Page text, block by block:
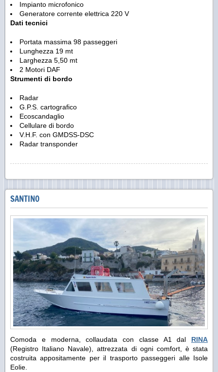
Impianto microfonico
Generatore corrente elettrica 220 V
Dati tecnici
Portata massima 98 passeggeri
Lunghezza 19 mt
Larghezza 5,50 mt
2 Motori DAF
Strumenti di bordo
Radar
G.P.S. cartografico
Ecoscandaglio
Cellulare di bordo
V.H.F. con GMDSS-DSC
Radar transponder
SANTINO
Comoda e moderna, collaudata con classe A1 dal RINA
(Registro Italiano Navale), attrezzata di ogni comfort, è stata
costruita appositamente per il trasporto passeggeri alle Isole
Eolie.